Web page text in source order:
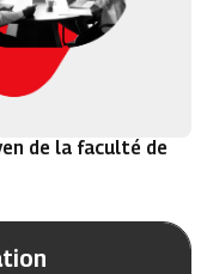
de la faculté de